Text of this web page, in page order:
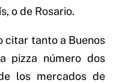
o de Rosario.
citar tanto a Buenos
pizza número dos
los mercados de